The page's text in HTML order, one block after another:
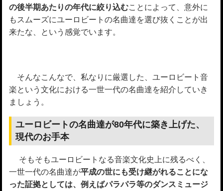
の後半期あたりの年代に絞り込むことによって、意外に
もスムーズにユーロビートの名曲達を選び抜くことが出
来たな、という感覚でいます。
そんなこんなで、私なりに厳選した、ユーロビート音
楽という文化における一世一代の名曲達を紹介していき
ましょう。
ユーロビートの名曲達が80年代に築き上げた、
現代のお手本
そもそもユーロビートなる音楽文化史上に残るべく、
一世一代の名曲達が平成の世にも受け継がれることにな
った証拠としては、例えばパラパラ等のダンスミュージ